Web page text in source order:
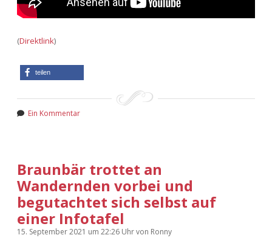
(Direktlink)
teilen
Ein Kommentar
Braunbär trottet an
Wandernden vorbei und
begutachtet sich selbst auf
einer Infotafel
15. September 2021 um 22:26 Uhrvon Ronny